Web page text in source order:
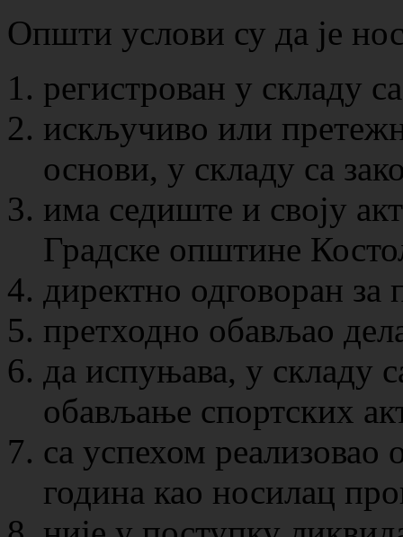
Општи услови су да је
регистрован у складу
искључиво или
основи, у складу са
има седиште и своју
Градске општине
директно одговоран
претходно обављао
да испуњава, у складу
обављање спортских
са успехом
година као носилац